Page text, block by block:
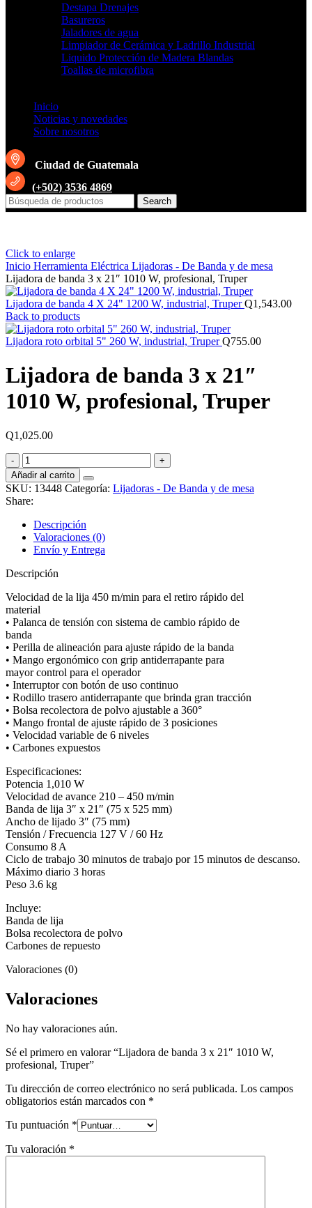
Destapa Drenajes
Basureros
Jaladores de agua
Limpiador de Cerámica y Ladrillo Industrial
Liquido Protección de Madera Blandas
Toallas de microfibra
Inicio
Noticias y novedades
Sobre nosotros
Ciudad de Guatemala
(+502) 3536 4869
Search
Click to enlarge
Inicio Herramienta Eléctrica Lijadoras - De Banda y de mesa
Lijadora de banda 3 x 21″ 1010 W, profesional, Truper
Lijadora de banda 4 X 24" 1200 W, industrial, TruperQ1,543.00
Back to products
Lijadora roto orbital 5" 260 W, industrial, TruperQ755.00
Lijadora de banda 3 x 21″
1010 W, profesional, Truper
Q1,025.00
Lijadora
de
banda
3
x
21"
1010
W,
profesional,
Truper
Añadir al carrito
SKU: 13448 Categoría: Lijadoras - De Banda y de mesa
Share:
Descripción
Valoraciones (0)
Envío y Entrega
Descripción
Velocidad de la lija 450 m/min para el retiro rápido del
material
• Palanca de tensión con sistema de cambio rápido de
banda
• Perilla de alineación para ajuste rápido de la banda
• Mango ergonómico con grip antiderrapante para
mayor control para el operador
• Interruptor con botón de uso continuo
• Rodillo trasero antiderrapante que brinda gran tracción
• Bolsa recolectora de polvo ajustable a 360°
• Mango frontal de ajuste rápido de 3 posiciones
• Velocidad variable de 6 niveles
• Carbones expuestos
Especificaciones:
Potencia 1,010 W
Velocidad de avance 210 – 450 m/min
Banda de lija 3″ x 21″ (75 x 525 mm)
Ancho de lijado 3″ (75 mm)
Tensión / Frecuencia 127 V / 60 Hz
Consumo 8 A
Ciclo de trabajo 30 minutos de trabajo por 15 minutos de descanso.
Máximo diario 3 horas
Peso 3.6 kg
Incluye:
Banda de lija
Bolsa recolectora de polvo
Carbones de repuesto
Valoraciones (0)
Valoraciones
No hay valoraciones aún.
Sé el primero en valorar “Lijadora de banda 3 x 21″ 1010 W,
profesional, Truper”
Tu dirección de correo electrónico no será publicada. Los campos
obligatorios están marcados con *
Tu puntuación *
Tu valoración *